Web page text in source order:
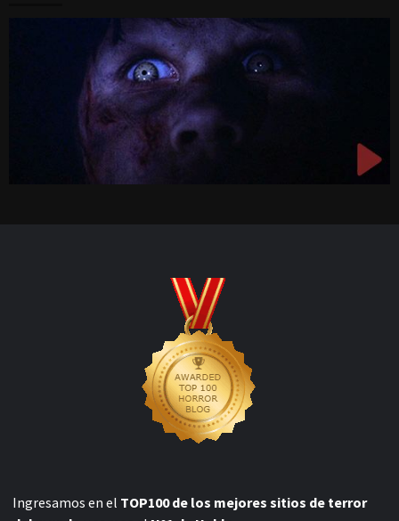
Ingresamos en el TOP100 de los mejores sitios de terror